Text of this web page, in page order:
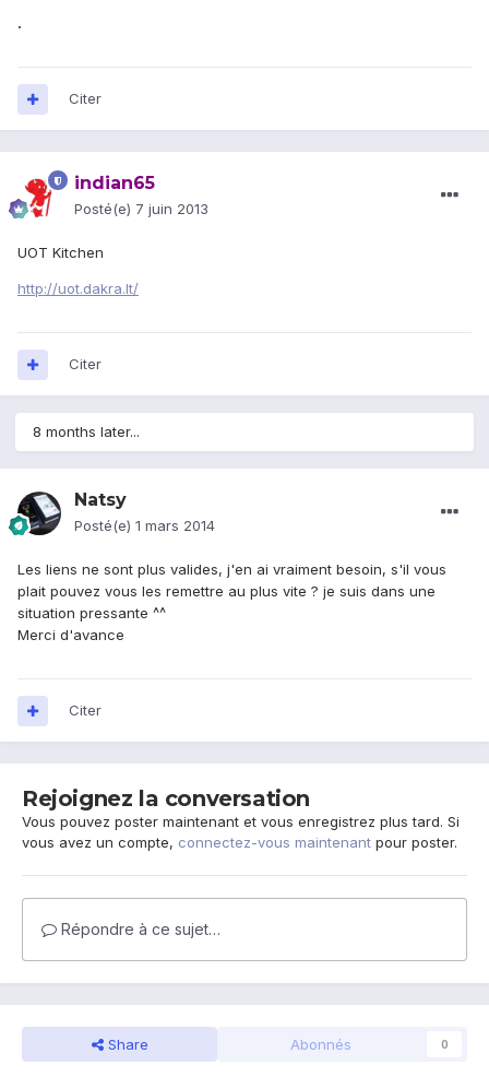
.
Citer
indian65
Posté(e) 7 juin 2013
UOT Kitchen
http://uot.dakra.lt/
Citer
8 months later...
Natsy
Posté(e) 1 mars 2014
Les liens ne sont plus valides, j'en ai vraiment besoin, s'il vous
plait pouvez vous les remettre au plus vite ? je suis dans une
situation pressante ^^
Merci d'avance
Citer
Rejoignez la conversation
Vous pouvez poster maintenant et vous enregistrez plus tard. Si
vous avez un compte, connectez-vous maintenant pour poster.
Répondre à ce sujet…
Share Abonnés 0